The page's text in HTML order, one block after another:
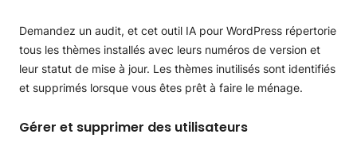
Demandez un audit, et cet outil IA pour WordPress répertorie
tous les thèmes installés avec leurs numéros de version et
leur statut de mise à jour. Les thèmes inutilisés sont identifiés
et supprimés lorsque vous êtes prêt à faire le ménage.
Gérer et supprimer des utilisateurs